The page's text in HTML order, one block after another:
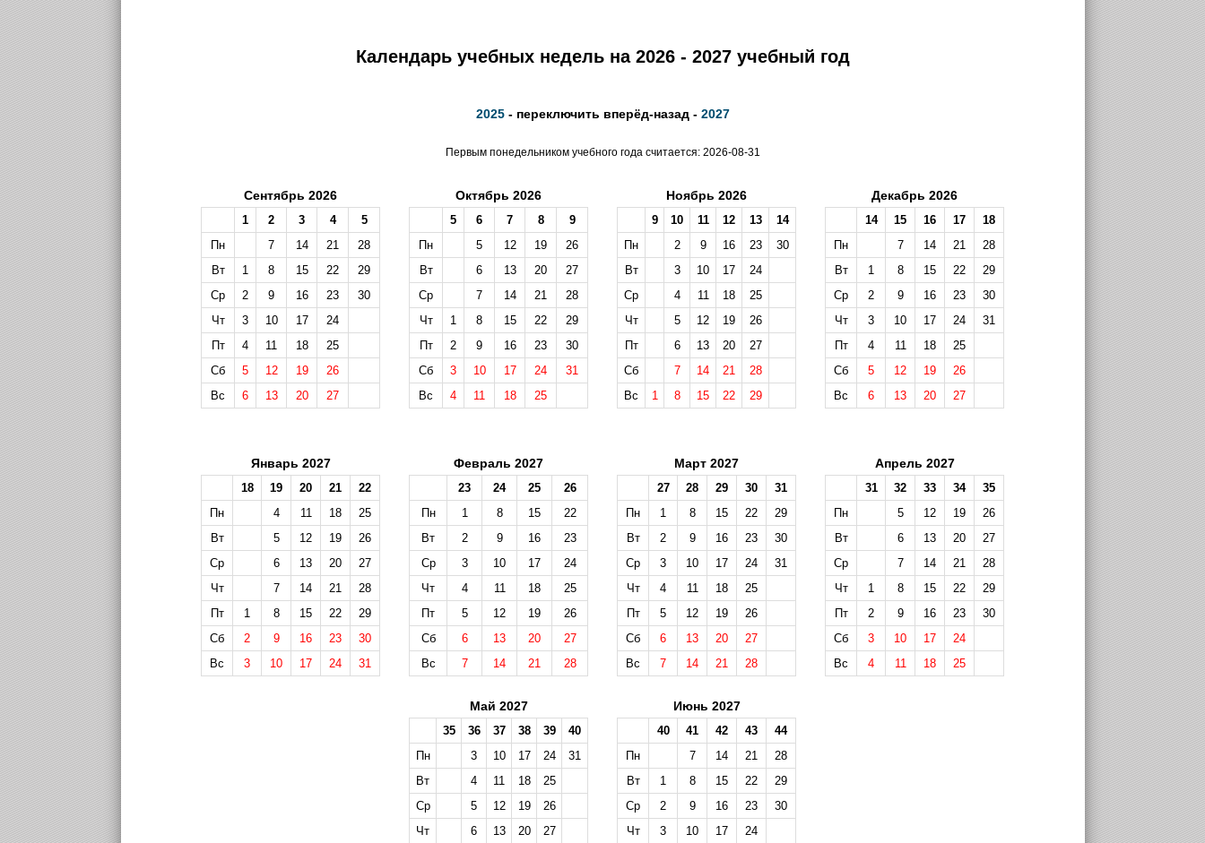
Календарь учебных недель на 2026 - 2027 учебный год
2025- переключить вперёд-назад - 2027
Первым понедельником учебного года считается: 2026-08-31
Сентябрь 2026
1 2 3 4
5
Пн
7 14 21
28
Вт
1 8 15 22
29
Ср
2 9 16 23
30
Чт
3 10 17
24
Пт
4 11 18
25
Сб
5 12 19
26
Вс
6 13 20 27
Октябрь 2026
5 6 7 8
9
Пн
5 12 19
26
Вт
6 13 20
27
Ср
7 14 21
28
Чт
1 8 15 22
29
Пт
2 9 16 23
30
Сб
3 10 17 24
31
Вс
4 11 18 25
Ноябрь 2026
9 10 11 12 13
14
Пн
2 9 16 23
30
Вт
3 10 17
24
Ср
4 11 18
25
Чт
5 12 19
26
Пт
6 13 20
27
Сб
7 14 21
28
Вс
1 8 15 22 29
Декабрь 2026
14 15 16 17
18
Пн
7 14 21
28
Вт
1 8 15 22
29
Ср
2 9 16 23
30
Чт
3 10 17 24
31
Пт
4 11 18
25
Сб
5 12 19
26
Вс
6 13 20 27
Январь 2027
18 19 20 21
22
Пн
4 11 18
25
Вт
5 12 19
26
Ср
6 13 20
27
Чт
7 14 21
28
Пт
1 8 15 22
29
Сб
2 9 16 23
30
Вс
3 10 17 24 31
Февраль 2027
23 24 25
26
Пн
1 8 15
22
Вт
2 9 16
23
Ср
3 10 17
24
Чт
4 11 18
25
Пт
5 12 19
26
Сб
6 13 20
27
Вс
7 14 21 28
Март 2027
27 28 29 30
31
Пн
1 8 15 22
29
Вт
2 9 16 23
30
Ср
3 10 17 24
31
Чт
4 11 18
25
Пт
5 12 19
26
Сб
6 13 20
27
Вс
7 14 21 28
Апрель 2027
31 32 33 34
35
Пн
5 12 19
26
Вт
6 13 20
27
Ср
7 14 21
28
Чт
1 8 15 22
29
Пт
2 9 16 23
30
Сб
3 10 17
24
Вс
4 11 18 25
Май 2027
35 36 37 38 39
40
Пн
3 10 17 24
31
Вт
4 11 18
25
Ср
5 12 19
26
Чт
6 13 20 27
Июнь 2027
40 41 42 43
44
Пн
7 14 21
28
Вт
1 8 15 22
29
Ср
2 9 16 23
30
Чт
3 10 17 24